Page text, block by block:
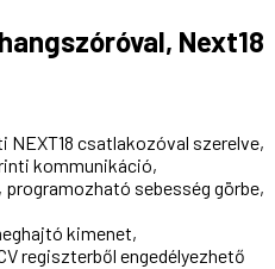
Next18
NEXT18 csatlakozóval szerelve,
kommunikáció,
programozható sebesség görbe,
kimenet,
regiszterből engedélyezhető